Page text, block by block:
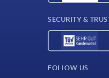
SECURITY &
FOLLOW US